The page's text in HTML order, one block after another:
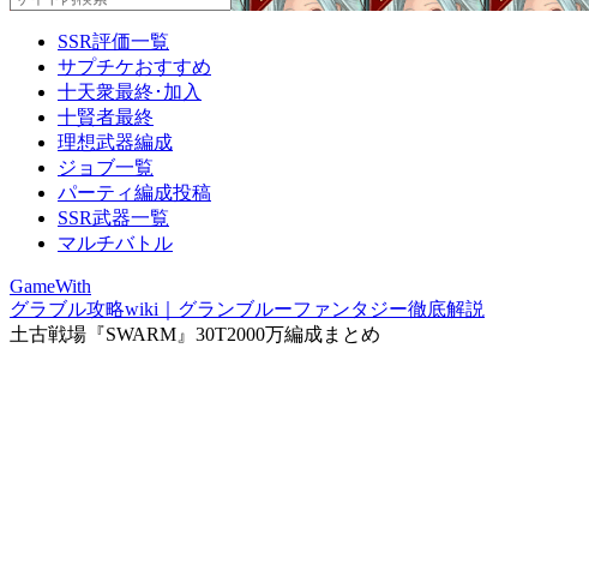
SSR評価一覧
サプチケおすすめ
十天衆最終･加入
十賢者最終
理想武器編成
ジョブ一覧
パーティ編成投稿
SSR武器一覧
マルチバトル
GameWith
グラブル攻略wiki｜グランブルーファンタジー徹底解説
土古戦場『SWARM』30T2000万編成まとめ